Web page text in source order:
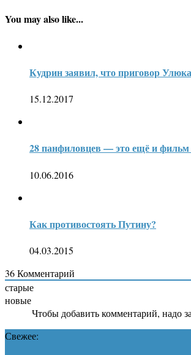
You may also like...
Кудрин заявил, что приговор
15.12.2017
28 панфиловцев — это ещё и фильм
10.06.2016
Как противостоять Путину?
04.03.2015
36Комментарий
старые
новые
Чтобы добавить комментарий, надо
Свежее: